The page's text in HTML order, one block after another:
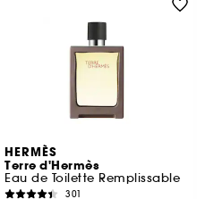
HERMÈS
Terre d'Hermès
Eau de Toilette Remplissable
301